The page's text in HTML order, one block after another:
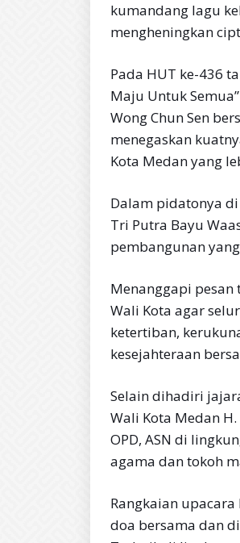
kumandang lagu
mengheningkan
Pada HUT ke-436
Maju Untuk
Wong Chun Sen
menegaskan
Kota Medan yang
Dalam pidatonya di
Tri Putra Bayu
pembangunan
Menanggapi pesan
Wali Kota agar
ketertiban,
kesejahteraan
Selain dihadiri
Wali Kota Medan
OPD, ASN di
agama dan tokoh
Rangkaian
doa bersama dan